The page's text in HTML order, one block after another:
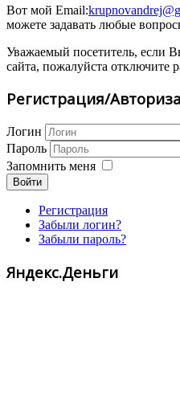
Вот мой Email:
можете задавать любые
Уважаемый посетитель, если
сайта, пожалуйста отключите
Регистрация/
Логин
Пароль
Запомнить меня
Войти
Регистрация
Забыли логин?
Забыли пароль?
Яндекс.Деньги